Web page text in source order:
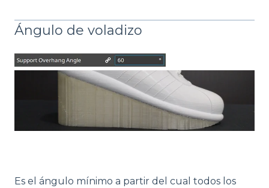
Ángulo de voladizo
Es el ángulo mínimo a partir del cual todos los